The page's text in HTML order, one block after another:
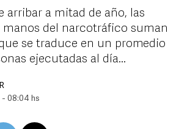
arribar a mitad de año, las
manos del narcotráfico suman
se traduce en un promedio
ejecutadas al día...
- 08:04 hs